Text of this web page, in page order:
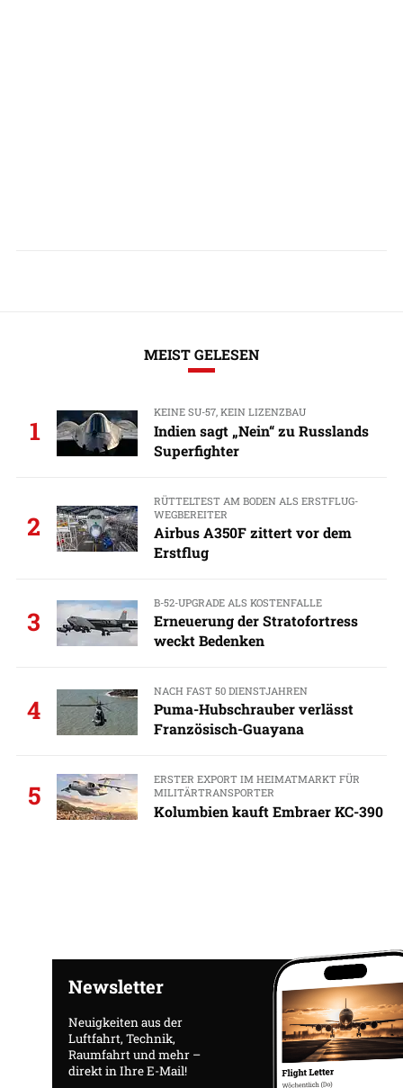
MEIST GELESEN
1
KEINE SU-57, KEIN LIZENZBAU
Indien sagt „Nein“ zu Russlands
Superfighter
2
RÜTTELTEST AM BODEN ALS ERSTFLUG-
WEGBEREITER
Airbus A350F zittert vor dem
Erstflug
3
B-52-UPGRADE ALS KOSTENFALLE
Erneuerung der Stratofortress
weckt Bedenken
4
NACH FAST 50 DIENSTJAHREN
Puma-Hubschrauber verlässt
Französisch-Guayana
5
ERSTER EXPORT IM HEIMATMARKT FÜR
MILITÄRTRANSPORTER
Kolumbien kauft Embraer KC-390
Newsletter
Neuigkeiten aus der
Luftfahrt, Technik,
Raumfahrt und mehr –
direkt in Ihre E-Mail!